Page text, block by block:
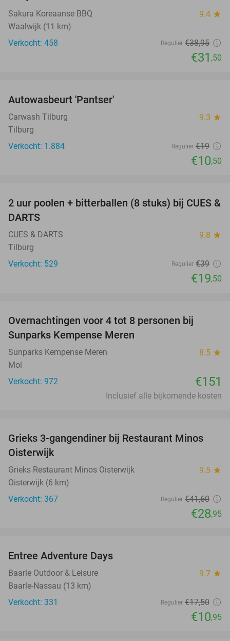
Sakura Koreaanse BBQ 9.4 star
Waalwijk (11 km)
Verkocht: 458
Regulier €38,95
€31 ,50
Autowasbeurt 'Pantser'
Carwash Tilburg 9.3 star
Tilburg
Verkocht: 1.884
Regulier €19
€10,50
50%
2 uur poolen + bitterballen (8 stuks) bij CUES &
DARTS
CUES & DARTS 9.8 star
Tilburg
Verkocht: 529
Regulier €39
€19,50
Overnachtingen voor 4 tot 8 personen bij
Sunparks Kempense Meren
Sunparks Kempense Meren 8.5 star
Mol
Verkocht: 972
€151
Inclusief alle bijkomende kosten
30%
Grieks 3-gangendiner bij Restaurant Minos
Oisterwijk
Grieks Restaurant Minos Oisterwijk 9.5 star
Oisterwijk (6 km)
Verkocht: 367
Regulier €41,60
€28,95
Entree Adventure Days
Baarle Outdoor & Leisure 9.7 star
Baarle-Nassau (13 km)
Verkocht: 331
Regulier €17,50
€10,95